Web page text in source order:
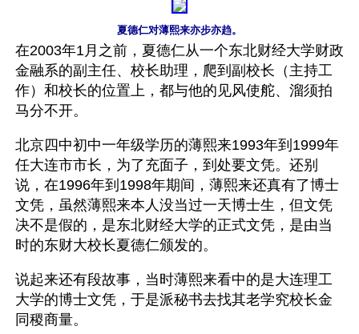
夏德仁对薄熙来亦步亦趋。
在2003年1月之前，夏德仁从一个东北财经大学财政
金融系的副主任、校长助理，爬到副校长（主持工
作）和校长的位置上，都与他的见风使舵、溜须拍
马分不开。
北京四中初中一年级学历的薄熙来1993年到1999年
任大连市市长，为了充面子，到处要文凭。还别
说，在1996年到1998年期间，薄熙来还真有了博士
文凭，虽然薄熙来本人没当过一天博士生，但文凭
决不是假的，是东北财经大学的正式文凭，是由当
时的东财大校长夏德仁颁发的。
说起来还有段故事，当时薄熙来看中的是大连理工
大学的博士文凭，于是派秘书去找其老学究校长金
同稷商量。